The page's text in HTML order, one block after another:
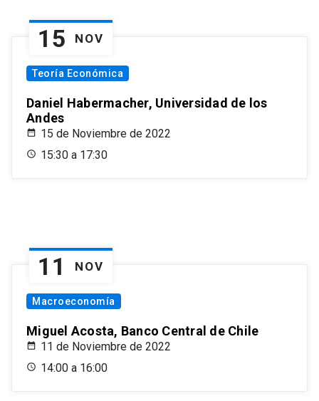
15 NOV
Teoría Económica
Daniel Habermacher, Universidad de los
Andes
15 de Noviembre de 2022
15:30 a 17:30
11 NOV
Macroeconomía
Miguel Acosta, Banco Central de Chile
11 de Noviembre de 2022
14:00 a 16:00